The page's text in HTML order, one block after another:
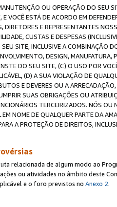
OU OPERAÇÃO DO SEU
VOCÊ ESTÁ DE ACORDO EM
DIRETORES E REPRESENTANTES
CUSTAS E DESPESAS
SITE, INCLUSIVE A COMBINAÇÃO
DESIGN,
DO SEU SITE, (C) O USO POR
(D) A SUA VIOLAÇÃO DE
E DEVERES OU A
SUAS OBRIGAÇÕES OU
TERCEIRIZADOS. NÓS
NOME DE QUALQUER PARTE DA
A PROTEÇÃO DE DIREITOS,
relacionada de algum modo ao
ou atividades no âmbito deste
e o foro previstos no Anexo 2.